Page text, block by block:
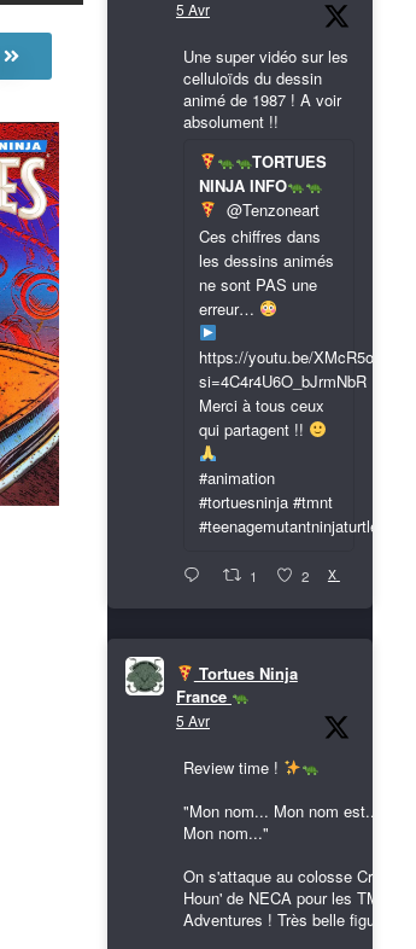
5 Avr
Une super vidéo sur les
celluloïds du dessin
animé de 1987 ! A voir
absolument !!
TORTUES
NINJA INFO
@Tenzoneart
Ces chiffres dans
les dessins animés
ne sont PAS une
erreur…
https://youtu.be/XMcR5or9N8A?
si=4C4r4U6O_bJrmNbR
Merci à tous ceux
qui partagent !!
#animation
#tortuesninja #tmnt
#teenagemutantninjaturtles
1 2 X
Tortues Ninja
France
5 Avr
Review time !
"Mon nom... Mon nom est...
Mon nom..."
On s'attaque au colosse Cryin'
Houn' de NECA pour les TMNT
Adventures ! Très belle figurine !